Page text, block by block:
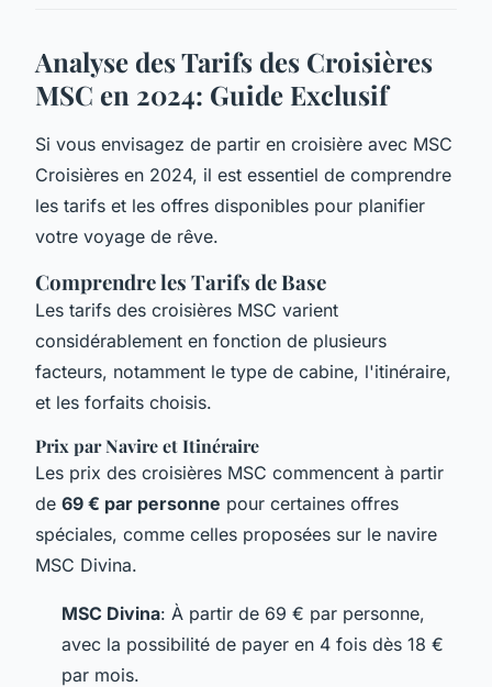
Analyse des Tarifs des Croisières
MSC en 2024: Guide Exclusif
Si vous envisagez de partir en croisière avec MSC
Croisières en 2024, il est essentiel de comprendre
les tarifs et les offres disponibles pour planifier
votre voyage de rêve.
Comprendre les Tarifs de Base
Les tarifs des croisières MSC varient
considérablement en fonction de plusieurs
facteurs, notamment le type de cabine, l'itinéraire,
et les forfaits choisis.
Prix par Navire et Itinéraire
Les prix des croisières MSC commencent à partir
de 69 € par personne pour certaines offres
spéciales, comme celles proposées sur le navire
MSC Divina.
MSC Divina: À partir de 69 € par personne,
avec la possibilité de payer en 4 fois dès 18 €
par mois.